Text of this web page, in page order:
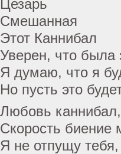
Цезарь
Смешанная
Этот Каннибал
Уверен, что была
Я думаю, что я
Но пусть это
Любовь
Скорость биение
Я не отпущу